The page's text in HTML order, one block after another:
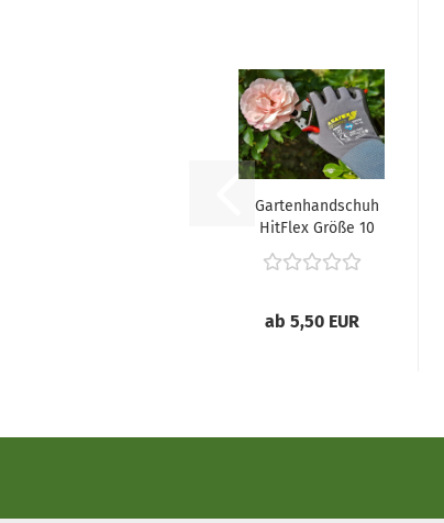
Gartenhandschuh
HitFlex Größe 10
ab 5,50 EUR